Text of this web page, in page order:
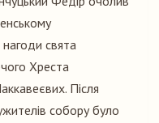
свята
Хреста
Після
собору було